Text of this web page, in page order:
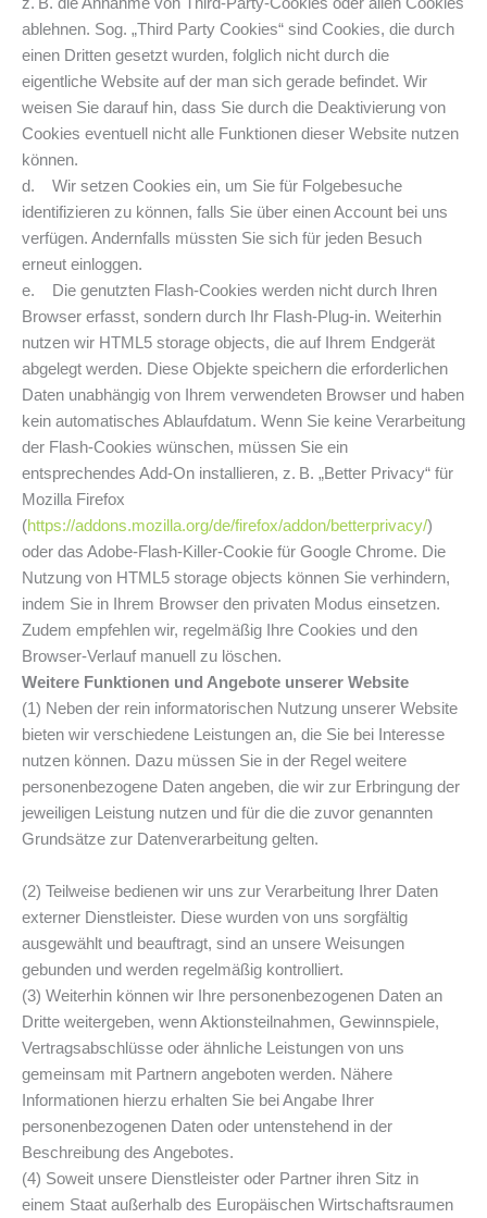
z. B. die Annahme von Third-Party-Cookies oder allen Cookies
ablehnen. Sog. „Third Party Cookies“ sind Cookies, die durch
einen Dritten gesetzt wurden, folglich nicht durch die
eigentliche Website auf der man sich gerade befindet. Wir
weisen Sie darauf hin, dass Sie durch die Deaktivierung von
Cookies eventuell nicht alle Funktionen dieser Website nutzen
können.
d. Wir setzen Cookies ein, um Sie für Folgebesuche
identifizieren zu können, falls Sie über einen Account bei uns
verfügen. Andernfalls müssten Sie sich für jeden Besuch
erneut einloggen.
e. Die genutzten Flash-Cookies werden nicht durch Ihren
Browser erfasst, sondern durch Ihr Flash-Plug-in. Weiterhin
nutzen wir HTML5 storage objects, die auf Ihrem Endgerät
abgelegt werden. Diese Objekte speichern die erforderlichen
Daten unabhängig von Ihrem verwendeten Browser und haben
kein automatisches Ablaufdatum. Wenn Sie keine Verarbeitung
der Flash-Cookies wünschen, müssen Sie ein
entsprechendes Add-On installieren, z. B. „Better Privacy“ für
Mozilla Firefox
(https://addons.mozilla.org/de/firefox/addon/betterprivacy/)
oder das Adobe-Flash-Killer-Cookie für Google Chrome. Die
Nutzung von HTML5 storage objects können Sie verhindern,
indem Sie in Ihrem Browser den privaten Modus einsetzen.
Zudem empfehlen wir, regelmäßig Ihre Cookies und den
Browser-Verlauf manuell zu löschen.
Weitere Funktionen und Angebote unserer Website
(1) Neben der rein informatorischen Nutzung unserer Website
bieten wir verschiedene Leistungen an, die Sie bei Interesse
nutzen können. Dazu müssen Sie in der Regel weitere
personenbezogene Daten angeben, die wir zur Erbringung der
jeweiligen Leistung nutzen und für die die zuvor genannten
Grundsätze zur Datenverarbeitung gelten.
(2) Teilweise bedienen wir uns zur Verarbeitung Ihrer Daten
externer Dienstleister. Diese wurden von uns sorgfältig
ausgewählt und beauftragt, sind an unsere Weisungen
gebunden und werden regelmäßig kontrolliert.
(3) Weiterhin können wir Ihre personenbezogenen Daten an
Dritte weitergeben, wenn Aktionsteilnahmen, Gewinnspiele,
Vertragsabschlüsse oder ähnliche Leistungen von uns
gemeinsam mit Partnern angeboten werden. Nähere
Informationen hierzu erhalten Sie bei Angabe Ihrer
personenbezogenen Daten oder untenstehend in der
Beschreibung des Angebotes.
(4) Soweit unsere Dienstleister oder Partner ihren Sitz in
einem Staat außerhalb des Europäischen Wirtschaftsraumen